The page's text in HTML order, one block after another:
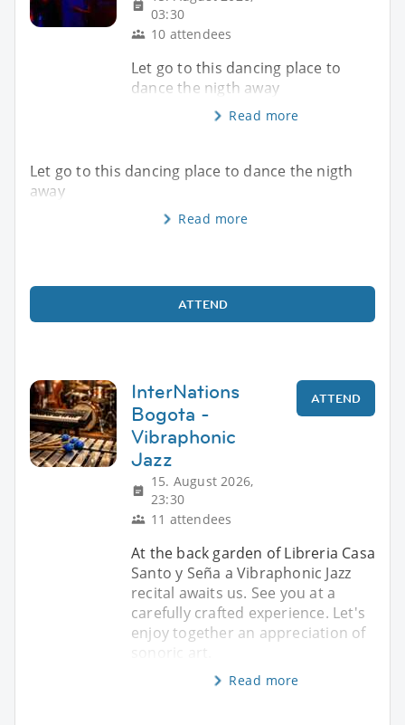
03:30
10 attendees
Let go to this dancing place to
dance the nigth away
Read more
Let go to this dancing place to dance the nigth
away
Read more
ATTEND
InterNations
Bogota -
Vibraphonic
Jazz
15. August 2026,
23:30
11 attendees
ATTEND
At the back garden of Libreria Casa
Santo y Seña a Vibraphonic Jazz
recital awaits us. See you at a
carefully crafted experience. Let's
enjoy together an appreciation of
Read more